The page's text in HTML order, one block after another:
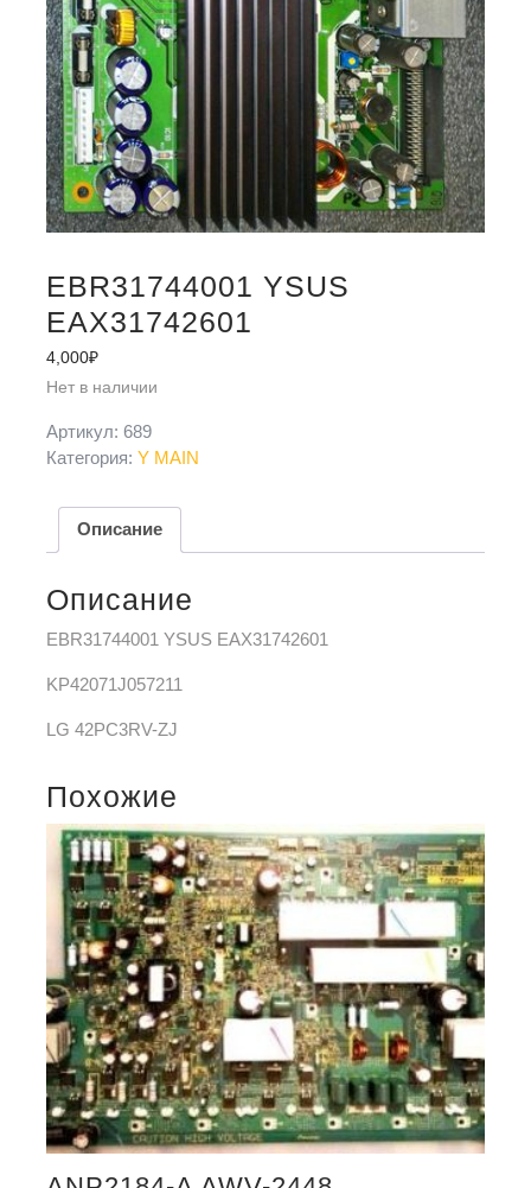
EBR31744001 YSUS
EAX31742601
4,000₽
Нет в наличии
Артикул: 689
Категория: Y MAIN
Описание
Описание
EBR31744001 YSUS EAX31742601
KP42071J057211
LG 42PC3RV-ZJ
Похожие